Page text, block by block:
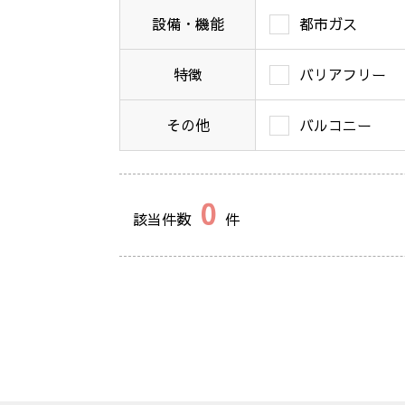
設備・機能 都市ガス
特徴 バリアフリー
その他 バルコニー
該当件数 0 件